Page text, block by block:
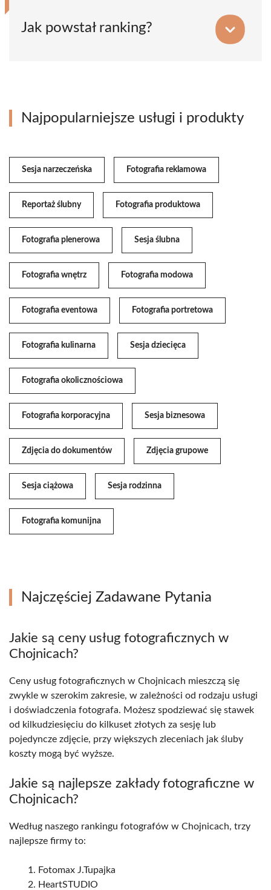
Jak powstał ranking?
Najpopularniejsze usługi i produkty
Sesja narzeczeńska Fotografia reklamowa
Reportaż ślubny Fotografia produktowa
Fotografia plenerowa Sesja ślubna
Fotografia wnętrz Fotografia modowa
Fotografia eventowa Fotografia portretowa
Fotografia kulinarna Sesja dziecięca
Fotografia okolicznościowa
Fotografia korporacyjna Sesja biznesowa
Zdjęcia do dokumentów Zdjęcia grupowe
Sesja ciążowa Sesja rodzinna
Fotografia komunijna
Najczęściej Zadawane Pytania
Jakie są ceny usług fotograficznych w
Chojnicach?
Ceny usług fotograficznych w Chojnicach mieszczą się
zwykle w szerokim zakresie, w zależności od rodzaju usługi
i doświadczenia fotografa. Możesz spodziewać się stawek
od kilkudziesięciu do kilkuset złotych za sesję lub
pojedyncze zdjęcie, przy większych zleceniach jak śluby
koszty mogą być wyższe.
Jakie są najlepsze zakłady fotograficzne w
Chojnicach?
Według naszego rankingu fotografów w Chojnicach, trzy
najlepsze firmy to:
Fotomax J.Tupajka
HeartSTUDIO